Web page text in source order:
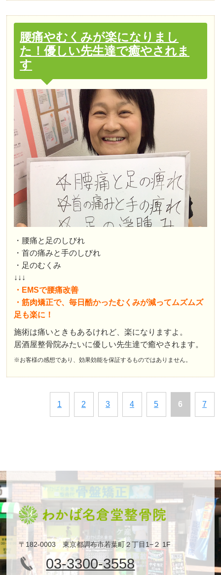
腰痛やむくみが楽になりまし
た！優しい先生達で癒やされま
す
・腰痛と足のしびれ
・首の痛みと手のしびれ
・足のむくみ
↓↓↓
・EMSで腰痛改善
・筋肉矯正で、毎日酷かったむくみが減ってムズムズ
足も楽に！
施術は痛いときもあるけれど、楽になりますよ。
居酒屋整骨院みたいに優しい先生達で癒やされます。
※お客様の感想であり、効果効能を保証するものではありません。
1 2 3 4 5 6 7
〒182-0003 東京都調布市若葉町２丁目1−２ 1F
03-3300-3558